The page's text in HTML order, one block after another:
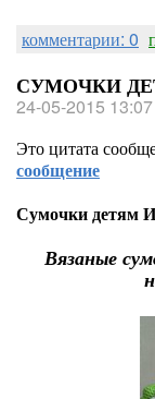
комментарии: 0
СУМОЧКИ
24-05-2015 13:07
Это цитата
сообщение
Сумочки детям
Вязаные